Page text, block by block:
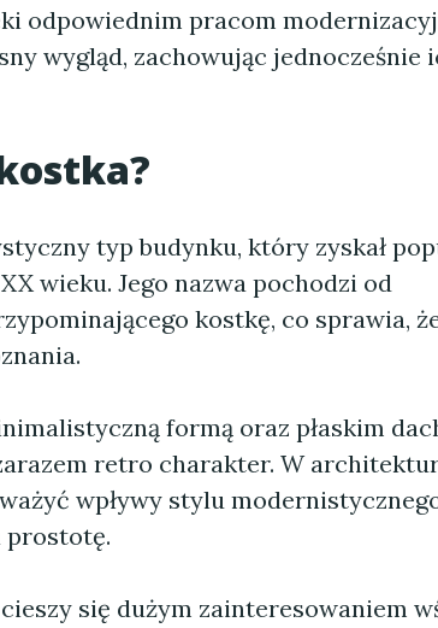
odpowiednim pracom
wygląd, zachowując jednocześnie
typ budynku, który zyskał
wieku. Jego nazwa pochodzi od
kostkę, co sprawia,
formą oraz płaskim
retro charakter. W
wpływy stylu
prostotę.
się dużym zainteresowaniem